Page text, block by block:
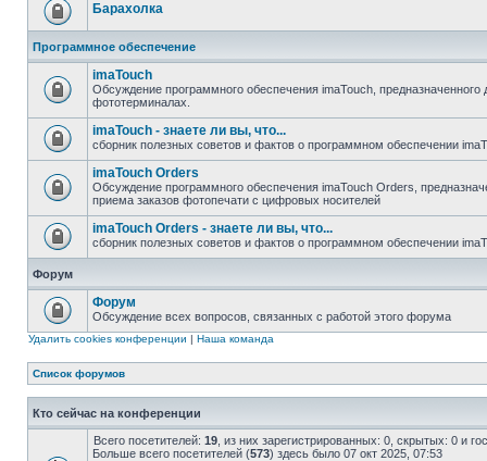
Барахолка
Программное обеспечение
imaTouch
Обсуждение программного обеспечения imaTouch, предназначенного
фототерминалах.
imaTouch - знаете ли вы, что...
сборник полезных советов и фактов о программном обеспечении
imaTouch Orders
Обсуждение программного обеспечения imaTouch Orders,
приема заказов фотопечати с цифровых носителей
imaTouch Orders - знаете ли вы, что...
сборник полезных советов и фактов о программном обеспечении
Форум
Форум
Обсуждение всех вопросов, связанных с работой этого форума
Удалить cookies конференции | Наша команда
Список форумов
Кто сейчас на конференции
Всего посетителей: 19 , из них зарегистрированных: 0, скрытых: 0 и
Больше всего посетителей (573) здесь было 07 окт 2025, 07:53